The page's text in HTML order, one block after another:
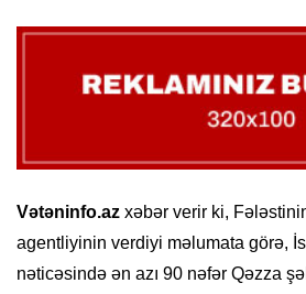
Vətəninfo.az xəbər verir ki,
agentliyinin verdiyi məlumata görə,
nəticəsində ən azı 90 nəfər Qəzza